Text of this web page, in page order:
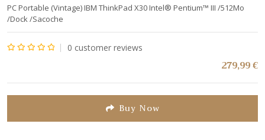
PC Portable (Vintage) IBM ThinkPad X30 Intel® Pentium™ III /512Mo
/Dock /Sacoche
0 customer reviews
279,99€
Buy Now